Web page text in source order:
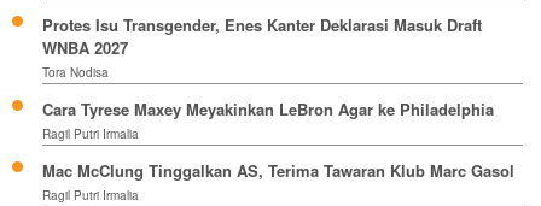
Protes Isu Transgender, Enes Kanter Deklarasi Masuk Draft
WNBA 2027
Tora Nodisa
Cara Tyrese Maxey Meyakinkan LeBron Agar ke Philadelphia
Ragil Putri Irmalia
Mac McClung Tinggalkan AS, Terima Tawaran Klub Marc Gasol
Ragil Putri Irmalia